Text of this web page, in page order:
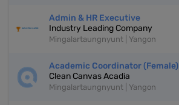
Admin & HR Executive
Industry Leading Company
Mingalartaungnyunt | Yangon
Academic Coordinator (Female)
Clean Canvas Acadia
Mingalartaungnyunt | Yangon